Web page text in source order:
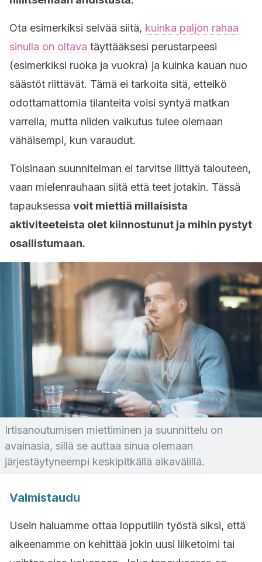
Ota esimerkiksi selvää siitä, kuinka paljon rahaa
sinulla on oltava täyttääksesi perustarpeesi
(esimerkiksi ruoka ja vuokra) ja kuinka kauan nuo
säästöt riittävät. Tämä ei tarkoita sitä, etteikö
odottamattomia tilanteita voisi syntyä matkan
varrella, mutta niiden vaikutus tulee olemaan
vähäisempi, kun varaudut.
Toisinaan suunnitelman ei tarvitse liittyä talouteen,
vaan mielenrauhaan siitä että teet jotakin. Tässä
tapauksessa voit miettiä millaisista
aktiviteeteista olet kiinnostunut ja mihin pystyt
osallistumaan.
Irtisanoutumisen miettiminen ja suunnittelu on
avainasia, sillä se auttaa sinua olemaan
järjestäytyneempi keskipitkällä aikavälillä.
Valmistaudu
Usein haluamme ottaa lopputilin työstä siksi, että
aikeenamme on kehittää jokin uusi liiketoimi tai